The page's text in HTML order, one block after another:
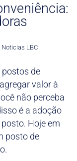
Noticias LBC
de
valor à
não perceba
é a adoção
Hoje em
posto de